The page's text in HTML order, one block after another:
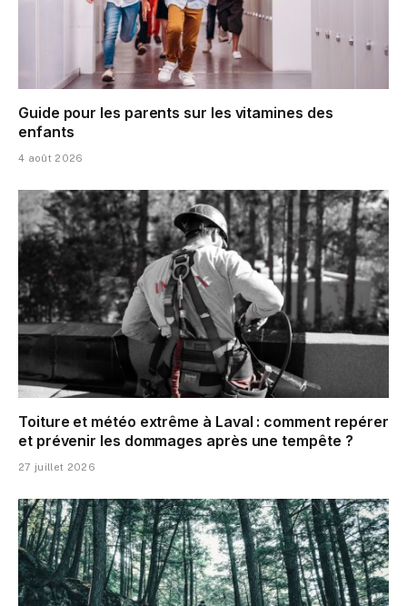
Guide pour les parents sur les vitamines des
enfants
4 août 2026
Toiture et météo extrême à Laval : comment repérer
et prévenir les dommages après une tempête ?
27 juillet 2026